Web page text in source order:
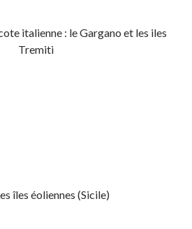
italienne : le Gargano et les iles
Tremiti
îles éoliennes (Sicile)